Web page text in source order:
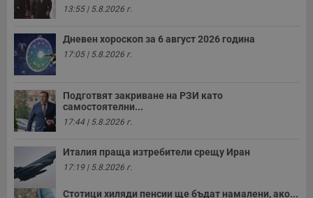
13:55 | 5.8.2026 г.
Дневен хороскоп за 6 август 2026 година
17:05 | 5.8.2026 г.
Подготвят закриване на РЗИ като
самостоятелни...
17:44 | 5.8.2026 г.
Италия праща изтребители срещу Иран
17:19 | 5.8.2026 г.
Стотици хиляди пенсии ще бъдат намалени, ако...